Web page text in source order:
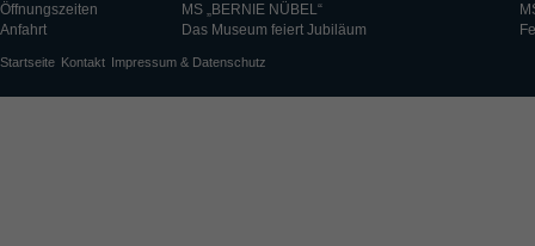
Öffnungszeiten
Anfahrt
MS „BERNIE NÜBEL“
Das Museum feiert Jubiläum
Startseite Kontakt Impressum & Datenschutz